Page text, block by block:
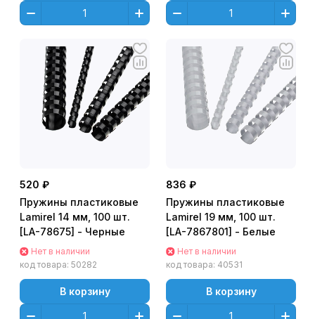
520 ₽
Пружины пластиковые
Lamirel 14 мм, 100 шт.
[LA-78675] - Черные
Нет в наличии
код товара: 50282
В корзину
836 ₽
Пружины пластиковые
Lamirel 19 мм, 100 шт.
[LA-7867801] - Белые
Нет в наличии
код товара: 40531
В корзину